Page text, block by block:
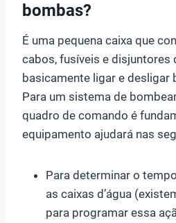
bombas?
É uma pequena caixa que
cabos, fusíveis e disjuntores
basicamente ligar e desligar
Para um sistema de
quadro de comando é
equipamento ajudará nas
Para determinar o
as caixas d’água
para programar essa